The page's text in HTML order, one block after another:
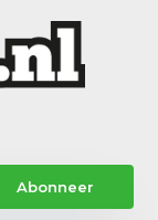
Abonneer